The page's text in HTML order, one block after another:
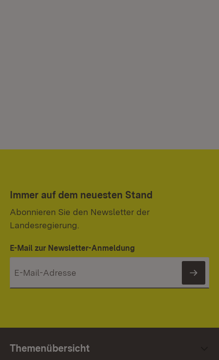
Immer auf dem neuesten Stand
Abonnieren Sie den Newsletter der
Landesregierung.
E-Mail zur Newsletter-Anmeldung
Themenübersicht